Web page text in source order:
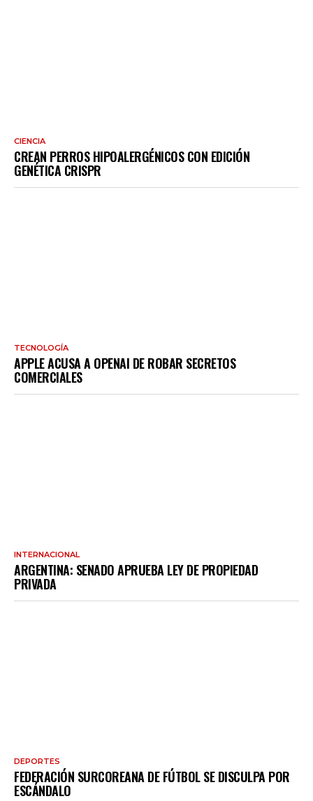
CIENCIA
CREAN PERROS HIPOALERGÉNICOS CON EDICIÓN
GENÉTICA CRISPR
TECNOLOGÍA
APPLE ACUSA A OPENAI DE ROBAR SECRETOS
COMERCIALES
INTERNACIONAL
ARGENTINA: SENADO APRUEBA LEY DE PROPIEDAD
PRIVADA
DEPORTES
FEDERACIÓN SURCOREANA DE FÚTBOL SE DISCULPA POR
ESCÁNDALO